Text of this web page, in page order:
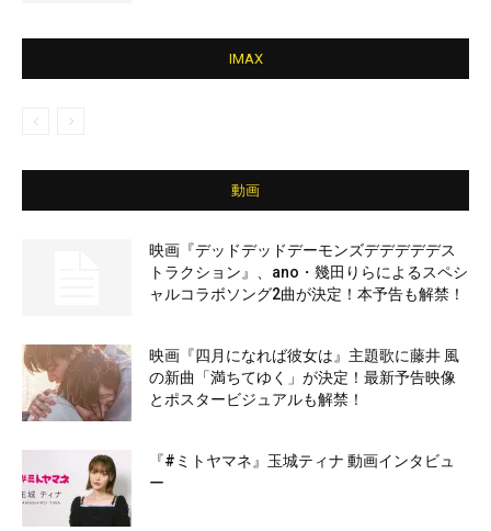
IMAX
動画
映画『デッドデッドデーモンズデデデデデス
トラクション』、ano・幾田りらによるスペシ
ャルコラボソング2曲が決定！本予告も解禁！
映画『四月になれば彼女は』主題歌に藤井 風
の新曲「満ちてゆく」が決定！最新予告映像
とポスタービジュアルも解禁！
『#ミトヤマネ』玉城ティナ 動画インタビュ
ー